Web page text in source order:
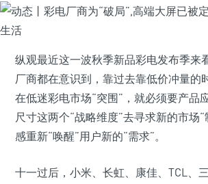
纵观最近这一波秋季新品彩电发布季来
厂商都在意识到，靠过去靠低价冲量的
在低迷彩电市场“突围”，就必须要产品
尺寸这两个“战略维度”去寻求新的市场
感重新“唤醒”用户新的“需求”。
十一过后，小米、长虹、康佳、TCL、